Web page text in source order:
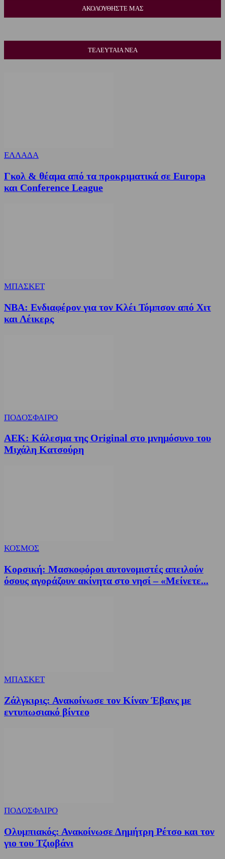
ΑΚΟΛΟΥΘΗΣΤΕ ΜΑΣ
ΤΕΛΕΥΤΑΙΑ ΝΕΑ
ΕΛΛΑΔΑ
Γκολ & θέαμα από τα προκριματικά σε Europa
και Conference League
ΜΠΑΣΚΕΤ
NBA: Ενδιαφέρον για τον Κλέι Τόμπσον από Χιτ
και Λέικερς
ΠΟΔΟΣΦΑΙΡΟ
ΑΕΚ: Κάλεσμα της Original στο μνημόσυνο του
Μιχάλη Κατσούρη
ΚΟΣΜΟΣ
Κορσική: Μασκοφόροι αυτονομιστές απειλούν
όσους αγοράζουν ακίνητα στο νησί – «Μείνετε...
ΜΠΑΣΚΕΤ
Ζάλγκιρις: Ανακοίνωσε τον Κίναν Έβανς με
εντυπωσιακό βίντεο
ΠΟΔΟΣΦΑΙΡΟ
Ολυμπιακός: Ανακοίνωσε Δημήτρη Ρέτσο και τον
γιο του Τζιοβάνι